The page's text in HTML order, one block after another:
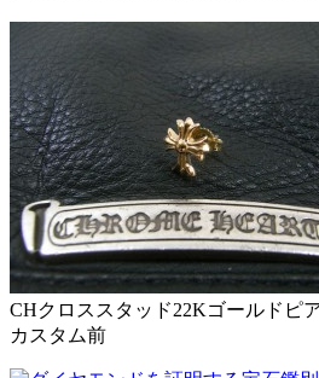
CHクロススタッド22Kゴールドピ
カスタム前